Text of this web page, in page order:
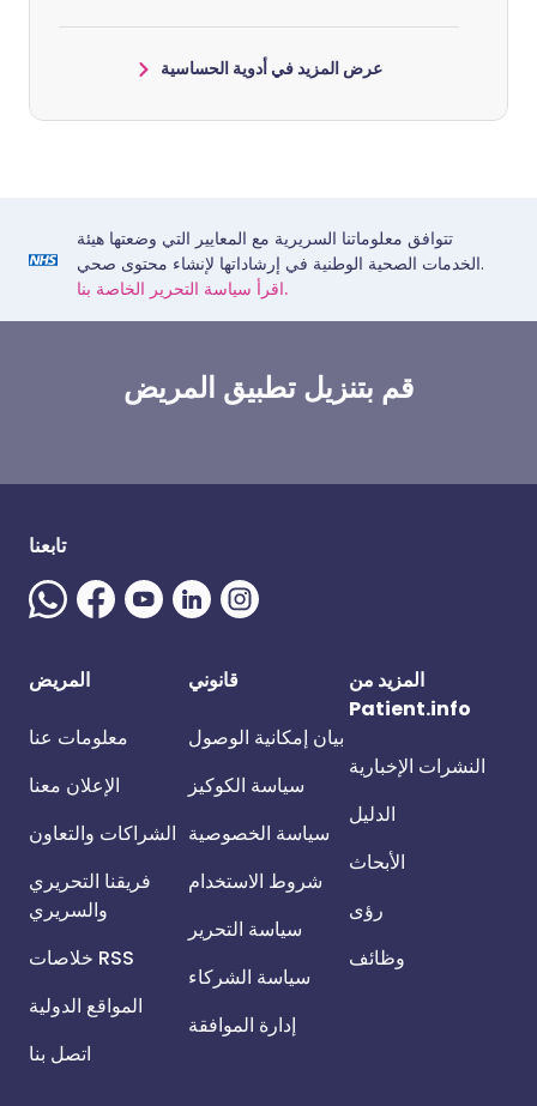
عرض المزيد في أدوية الحساسية
تتوافق معلوماتنا السريرية مع المعايير التي وضعتها هيئة
الخدمات الصحية الوطنية في إرشاداتها لإنشاء محتوى صحي.
اقرأ سياسة التحرير الخاصة بنا.
قم بتنزيل تطبيق المريض
تابعنا
المريض
معلومات عنا
الإعلان معنا
الشراكات والتعاون
فريقنا التحريري
والسريري
خلاصات RSS
المواقع الدولية
اتصل بنا
قانوني
بيان إمكانية الوصول
سياسة الكوكيز
سياسة الخصوصية
شروط الاستخدام
سياسة التحرير
سياسة الشركاء
إدارة الموافقة
المزيد من
Patient.info
النشرات الإخبارية
الدليل
الأبحاث
رؤى
وظائف